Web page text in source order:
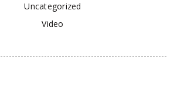
Uncategorized
Video